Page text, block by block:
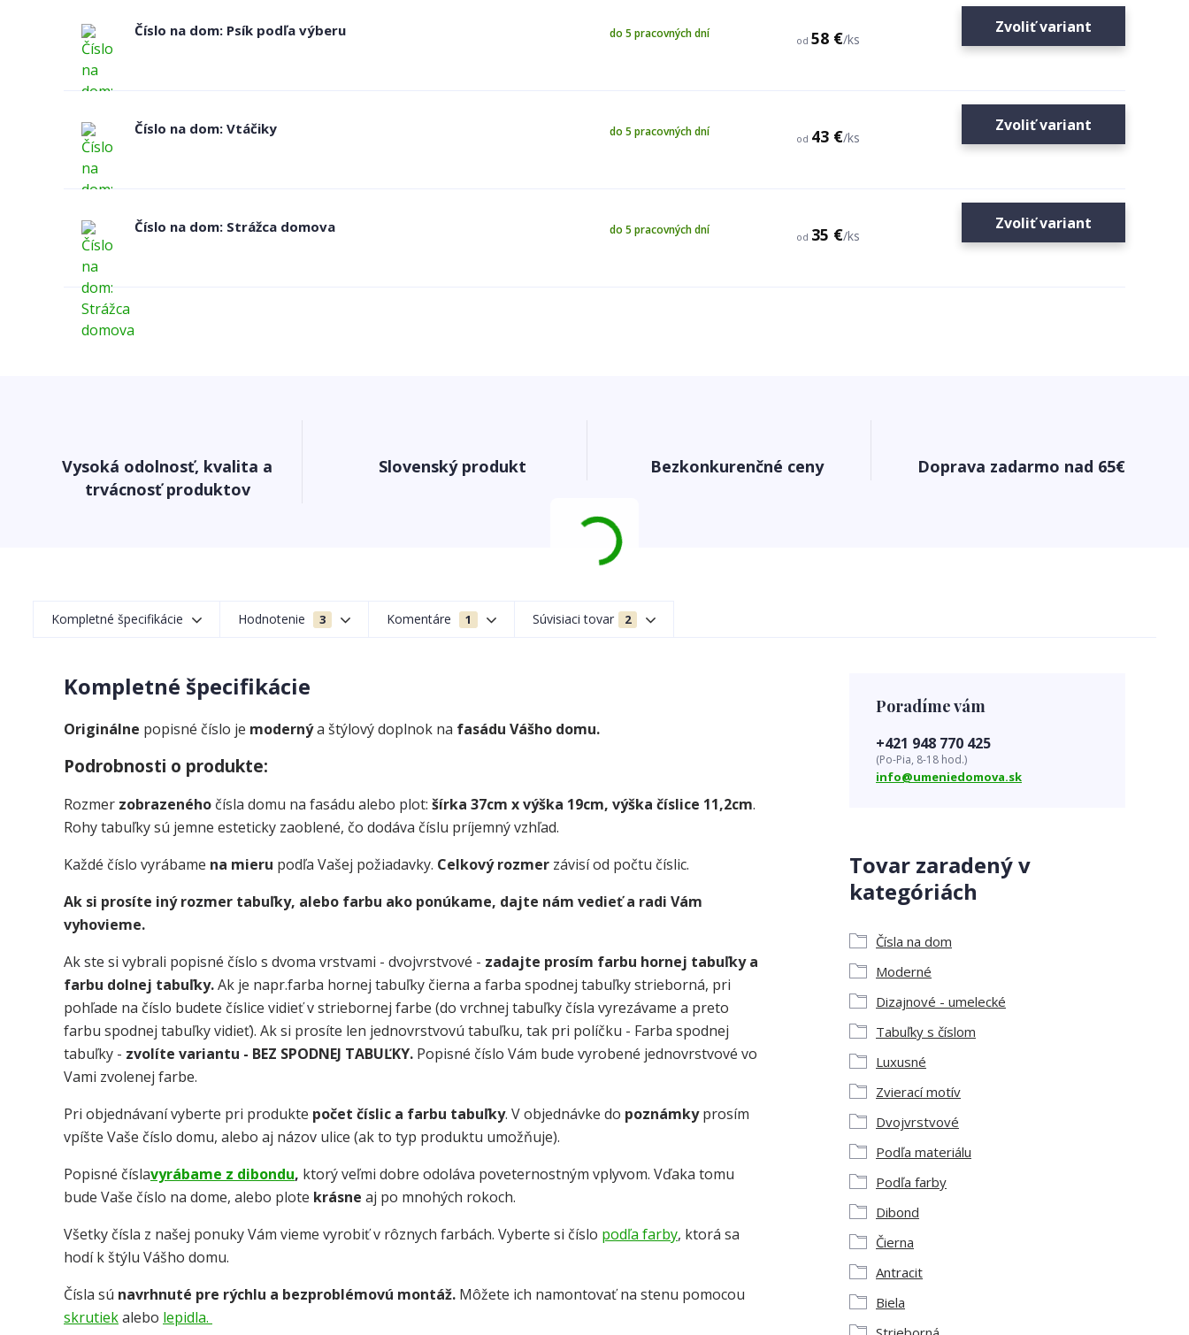
Číslo na dom: Psík podľa výberu
od 58 €/ks
do 5 pracovných dní Zvoliť variant
Číslo na dom: Vtáčiky
od 43 €/ks
do 5 pracovných dní Zvoliť variant
Číslo na dom: Strážca domova
od 35 €/ks
do 5 pracovných dní Zvoliť variant
Vysoká odolnosť, kvalita a
trvácnosť produktov
Slovenský produkt Bezkonkurenčné ceny Doprava zadarmo nad 65€
Kompletné špecifikácie Hodnotenie 3 Komentáre 1 Súvisiaci tovar 2
Kompletné špecifikácie
Originálne popisné číslo je modernýa štýlový doplnok na fasádu Vášho domu.
Podrobnosti o produkte:
Rozmer zobrazeného čísla domu na fasádu alebo plot: šírka 37cm x výška 19cm, výška číslice 11,2cm.
Rohy tabuľky sú jemne esteticky zaoblené, čo dodáva číslu príjemný vzhľad.
Každé číslo vyrábame na mieru podľa Vašej požiadavky. Celkový rozmer závisí od počtu číslic.
Ak si prosíte iný rozmer tabuľky, alebo farbu ako ponúkame, dajte nám vedieť a radi Vám
vyhovieme.
Ak ste si vybrali popisné číslo s dvoma vrstvami - dvojvrstvové - zadajte prosím farbu hornej tabuľky a
farbu dolnej tabuľky.Ak je napr.farba hornej tabuľky čierna a farba spodnej tabuľky strieborná, pri
pohľade na číslo budete číslice vidieť v striebornej farbe (do vrchnej tabuľky čísla vyrezávame a preto
farbu spodnej tabuľky vidieť). Ak si prosíte len jednovrstvovú tabuľku, tak pri políčku - Farba spodnej
tabuľky - zvolíte variantu - BEZ SPODNEJ TABUĽKY. Popisné číslo Vám bude vyrobené jednovrstvové vo
Vami zvolenej farbe.
Pri objednávaní vyberte pri produkte počet číslic a farbu tabuľky. V objednávke do poznámkyprosím
vpíšte Vaše číslo domu, alebo aj názov ulice (ak to typ produktu umožňuje).
Popisné číslavyrábame z dibondu, ktorý veľmi dobre odoláva poveternostným vplyvom. Vďaka tomu
bude Vaše číslo na dome, alebo plote krásne aj po mnohých rokoch.
Všetky čísla z našej ponuky Vám vieme vyrobiť v rôznych farbách. Vyberte si číslo podľa farby, ktorá sa
hodí k štýlu Vášho domu.
Čísla sú navrhnuté pre rýchlu a bezproblémovú montáž. Môžete ich namontovať na stenu pomocou
skrutiekalebo lepidla.
Tovar zaradený v
kategóriách
Čísla na dom
Moderné
Dizajnové - umelecké
Tabuľky s číslom
Luxusné
Zvierací motív
Dvojvrstvové
Podľa materiálu
Podľa farby
Dibond
Čierna
Antracit
Biela
Poradíme vám
+421 948 770 425
(Po-Pia, 8-18 hod.)
info@umeniedomova.sk